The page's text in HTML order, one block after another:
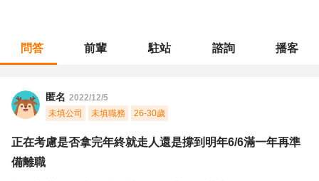
問答 前輩 駐站 諮詢 播客
匿名 2022/12/5
未填公司
未填職務 26-30歲
正在考慮是否拿完年終就走人還是撐到明年6/6滿一年再準
備離職